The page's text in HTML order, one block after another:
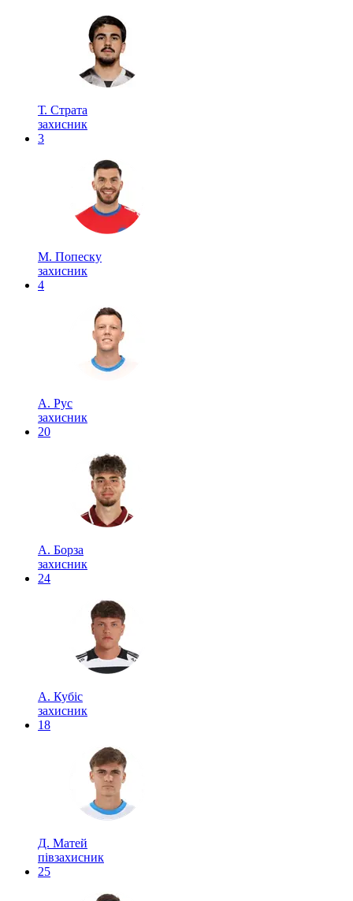
Т. Страта
захисник
3
М. Попеску
захисник
4
А. Рус
захисник
20
А. Борза
захисник
24
А. Кубіс
захисник
18
Д. Матей
півзахисник
25